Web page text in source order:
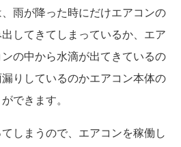
雨が降った時にだけエアコンの
してきてしまっているか、エア
の中から水滴が出てきているの
りしているのかエアコン本体の
できます。
しまうので、エアコンを稼働し